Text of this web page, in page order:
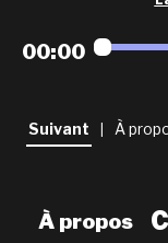
playlists
newsletter
00:00
Suivant À
À propos